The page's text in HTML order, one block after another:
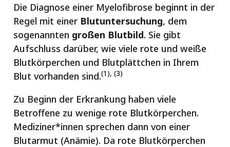
Die Diagnose einer Myelofibrose beginnt in der
Regel mit einer Blutuntersuchung, dem
sogenannten großen Blutbild. Sie gibt
Aufschluss darüber, wie viele rote und weiße
Blutkörperchen und Blutplättchen in Ihrem
Blut vorhanden sind.(1), (3)
Zu Beginn der Erkrankung haben viele
Betroffene zu wenige rote Blutkörperchen.
Mediziner*innen sprechen dann von einer
Blutarmut (Anämie). Da rote Blutkörperchen